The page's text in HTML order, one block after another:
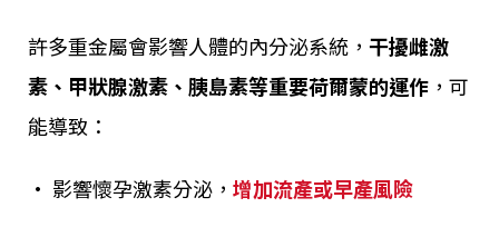
許多重金屬會影響人體的內分泌系統， 干擾雌激
素、甲狀腺激素、胰島素等重要荷爾蒙的運作 ，可
能導致：
• 影響懷孕激素分泌， 增加流產或早產風險